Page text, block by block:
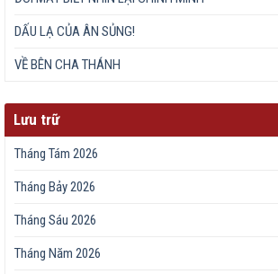
DẤU LẠ CỦA ÂN SỦNG!
VỀ BÊN CHA THÁNH
Lưu trữ
Tháng Tám 2026
Tháng Bảy 2026
Tháng Sáu 2026
Tháng Năm 2026